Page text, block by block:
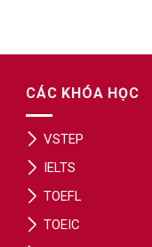
CÁC KHÓA HỌC
VSTEP
IELTS
TOEFL
TOEIC